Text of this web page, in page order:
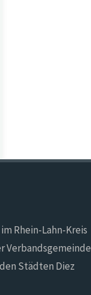
Rhein-Lahn-Kreis
Verbandsgemeinde
Städten Diez